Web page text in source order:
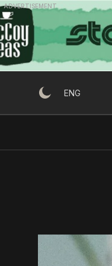
ADVERTISEMENT
ENG